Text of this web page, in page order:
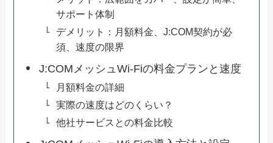
サポート体制
デメリット：月額料金、J:COM契約が必
須、速度の限界
J:COMメッシュWi-Fiの料金プランと速度
月額料金の詳細
実際の速度はどのくらい？
他社サービスとの料金比較